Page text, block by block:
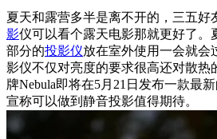
夏天和露营多半是离不开的，三五好
影仪可以看个露天电影那就更好了。
部分的投影仪放在室外使用一会就会
影仪不仅对亮度的要求很高还对散热
牌Nebula即将在5月21日发布一款最
宣称可以做到静音投影值得期待。